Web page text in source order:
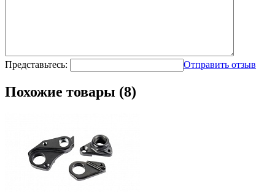
Представьтесь: Отправить отзыв
Похожие товары (8)